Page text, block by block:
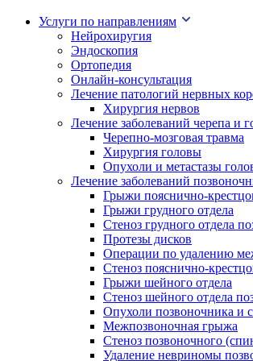
Услуги по направлениям
Нейрохиругия
Эндоскопия
Ортопедия
Онлайн-консультация
Лечение патологий нервных
Хирургия нервов
Лечение заболеваний черепа и
Черепно-мозговая травма
Хирургия головы
Опухоли и метастазы
Лечение заболеваний
Грыжи пояснично-
Грыжи грудного отдела
Стеноз грудного отдела
Протезы дисков
Операции по удалению
Стеноз пояснично-
Грыжи шейного отдела
Стеноз шейного отдела
Опухоли позвоночника и
Межпозвоночная грыжа
Стеноз позвоночного
Удаление невриномы